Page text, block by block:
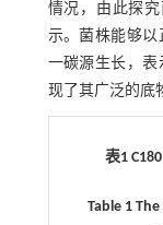
情况，由此探
示。菌株能够
一碳源生长，
现了其广泛的底
表1
Table 1